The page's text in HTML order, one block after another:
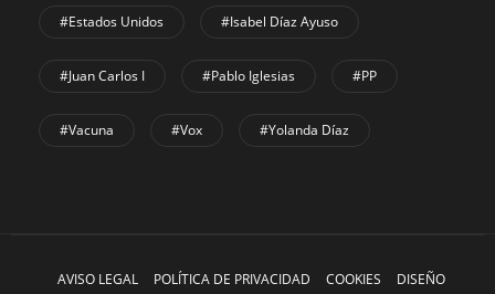
#Estados Unidos #Isabel Díaz Ayuso
#Juan Carlos I #Pablo Iglesias #PP
#Vacuna #Vox #Yolanda Díaz
AVISO LEGAL POLÍTICA DE PRIVACIDAD COOKIES
DISEÑO